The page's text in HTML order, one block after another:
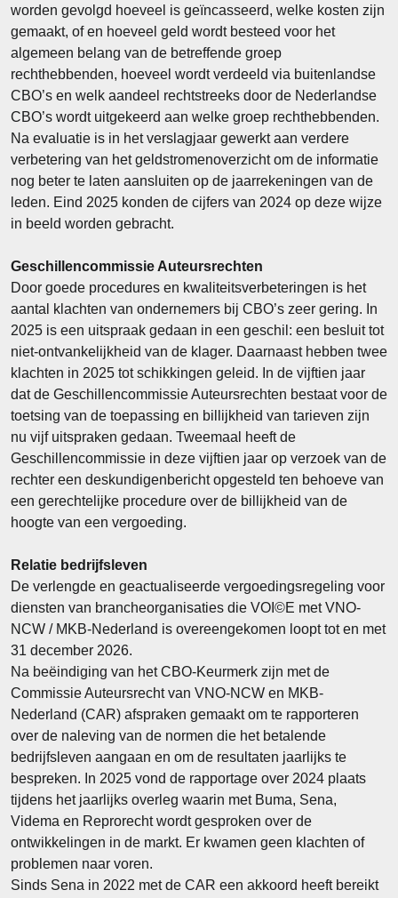
worden gevolgd hoeveel is geïncasseerd, welke kosten zijn
gemaakt, of en hoeveel geld wordt besteed voor het
algemeen belang van de betreffende groep
rechthebbenden, hoeveel wordt verdeeld via buitenlandse
CBO’s en welk aandeel rechtstreeks door de Nederlandse
CBO’s wordt uitgekeerd aan welke groep rechthebbenden.
Na evaluatie is in het verslagjaar gewerkt aan verdere
verbetering van het geldstromenoverzicht om de informatie
nog beter te laten aansluiten op de jaarrekeningen van de
leden. Eind 2025 konden de cijfers van 2024 op deze wijze
in beeld worden gebracht.
Geschillencommissie Auteursrechten
Door goede procedures en kwaliteitsverbeteringen is het
aantal klachten van ondernemers bij CBO’s zeer gering. In
2025 is een uitspraak gedaan in een geschil: een besluit tot
niet-ontvankelijkheid van de klager. Daarnaast hebben twee
klachten in 2025 tot schikkingen geleid. In de vijftien jaar
dat de Geschillencommissie Auteursrechten bestaat voor de
toetsing van de toepassing en billijkheid van tarieven zijn
nu vijf uitspraken gedaan. Tweemaal heeft de
Geschillencommissie in deze vijftien jaar op verzoek van de
rechter een deskundigenbericht opgesteld ten behoeve van
een gerechtelijke procedure over de billijkheid van de
hoogte van een vergoeding.
Relatie bedrijfsleven
De verlengde en geactualiseerde vergoedingsregeling voor
diensten van brancheorganisaties die VOI©E met VNO-
NCW / MKB-Nederland is overeengekomen loopt tot en met
31 december 2026.
Na beëindiging van het CBO-Keurmerk zijn met de
Commissie Auteursrecht van VNO-NCW en MKB-
Nederland (CAR) afspraken gemaakt om te rapporteren
over de naleving van de normen die het betalende
bedrijfsleven aangaan en om de resultaten jaarlijks te
bespreken. In 2025 vond de rapportage over 2024 plaats
tijdens het jaarlijks overleg waarin met Buma, Sena,
Videma en Reprorecht wordt gesproken over de
ontwikkelingen in de markt. Er kwamen geen klachten of
problemen naar voren.
Sinds Sena in 2022 met de CAR een akkoord heeft bereikt